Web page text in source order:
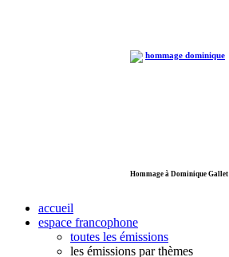
Hommage à Dominique Gallet
accueil
espace francophone
toutes les émissions
les émissions par thèmes